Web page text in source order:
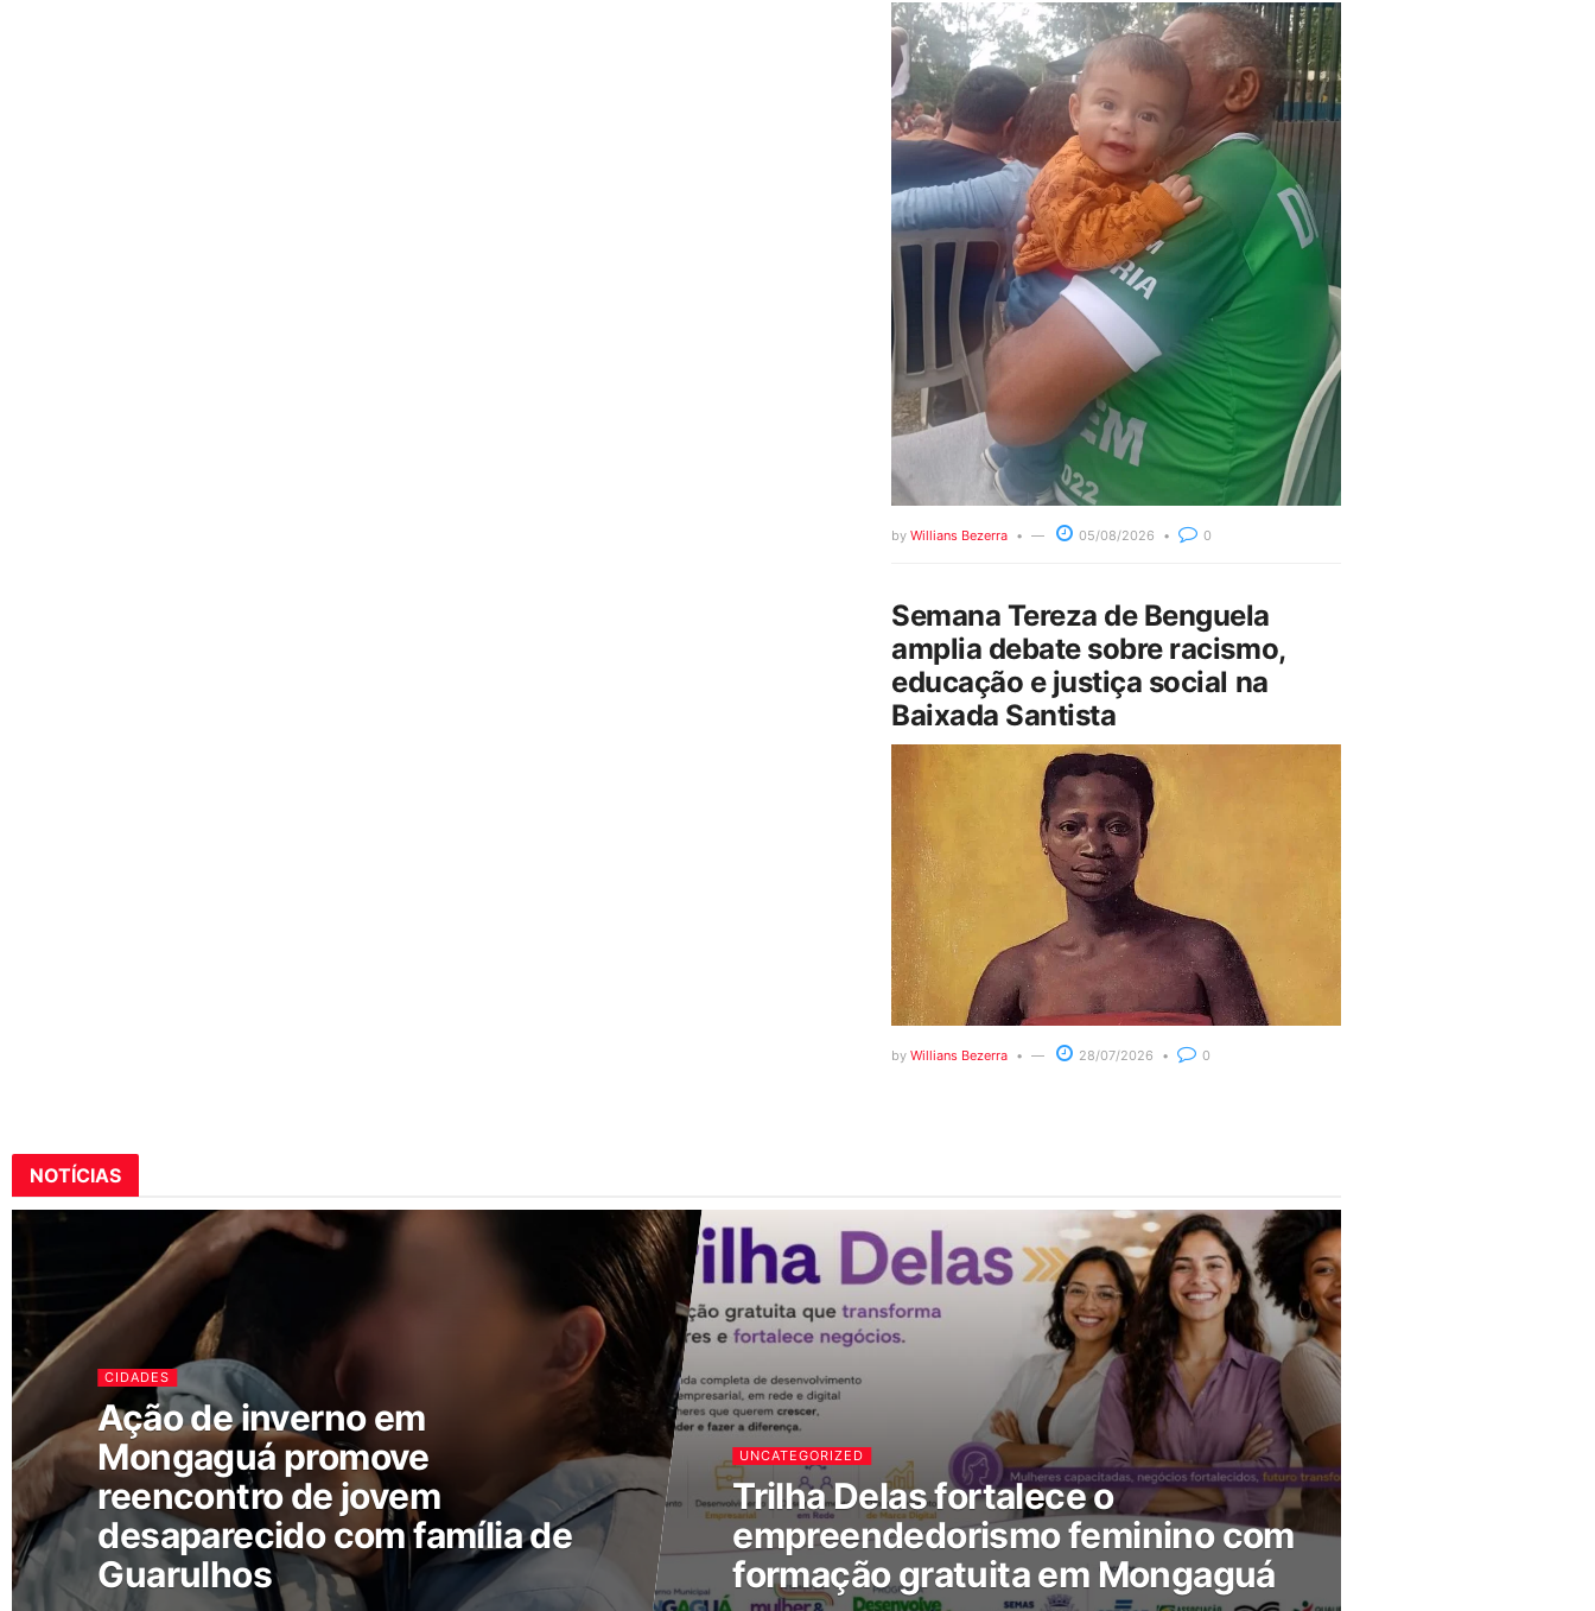
by Willians Bezerra 05/08/2026 0
Semana Tereza de Benguela
amplia debate sobre racismo,
educação e justiça social na
Baixada Santista
by Willians Bezerra 28/07/2026 0
NOTÍCIAS
CIDADES
Ação de inverno em
Mongaguá promove
reencontro de jovem
desaparecido com família de
Guarulhos
UNCATEGORIZED
Trilha Delas fortalece o
empreendedorismo feminino com
formação gratuita em Mongaguá